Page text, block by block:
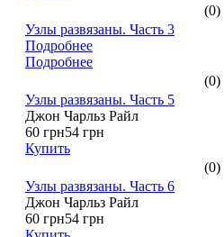
(0)
Узлы развязаны. Часть 3
Подробнее
Подробнее
(0)
Узлы развязаны. Часть 5
Джон Чарльз Райл
60 грн54 грн
Купить
(0)
Узлы развязаны. Часть 6
Джон Чарльз Райл
60 грн54 грн